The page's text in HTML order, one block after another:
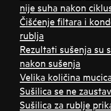
nije suha nakon
Čišćenje filtara i
rublja
Rezultati sušenja su
nakon sušenja
Velika količina
Sušilica se ne
Sušilica za rublje